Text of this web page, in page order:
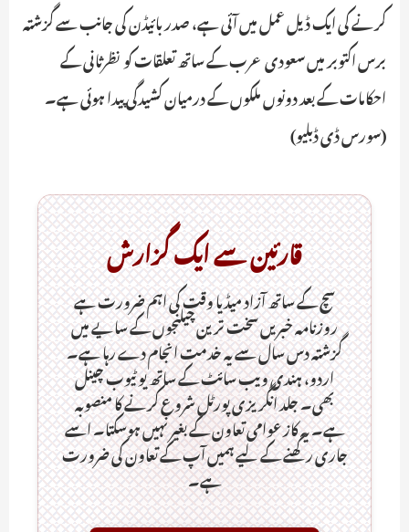
کرنے کی ایک ڈیل عمل میں آئی ہے، صدر بائیڈن کی جانب سے گزشتہ
برس اکتوبر میں سعودی عرب کے ساتھ تعلقات کو نظرثانی کے
احکامات کے بعد دونوں ملکوں کے درمیان کشیدگی پیدا ہوئی ہے۔
(سورس ڈی ڈبلیو)
قارئین سے ایک گزارش
سچ کے ساتھ آزاد میڈیا وقت کی اہم ضرورت ہےـ
روزنامہ خبریں سخت ترین چیلنجوں کے سایے میں
گزشتہ دس سال سے یہ خدمت انجام دے رہا ہے۔
اردو، ہندی ویب سائٹ کے ساتھ یو ٹیوب چینل
بھی۔ جلد انگریزی پورٹل شروع کرنے کا منصوبہ
ہے۔ یہ کاز عوامی تعاون کے بغیر نہیں ہوسکتا۔ اسے
جاری رکھنے کے لیے ہمیں آپ کے تعاون کی ضرورت
ہے۔